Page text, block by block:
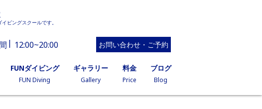
ビングスクールです。
12:00~20:00 お問い合わせ・ご予約
FUNダイビング
FUN Diving
ギャラリー
Gallery
料金
Price
ブログ
Blog